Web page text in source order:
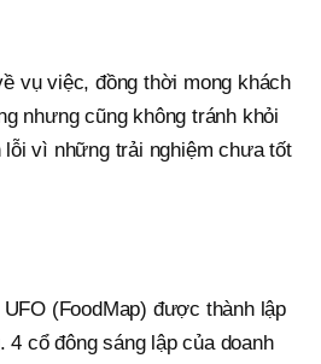
vụ việc, đồng thời mong khách
nhưng cũng không tránh khỏi
vì những trải nghiệm chưa tốt
(FoodMap) được thành lập
cổ đông sáng lập của doanh